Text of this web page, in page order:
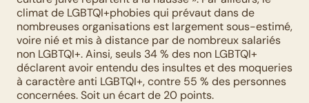
climat de LGBTQI+phobies qui prévaut dans de
nombreuses organisations est largement sous-estimé,
voire nié et mis à distance par de nombreux salariés
non LGBTQI+. Ainsi, seuls 34 % des non LGBTQI+
déclarent avoir entendu des insultes et des moqueries
à caractère anti LGBTQI+, contre 55 % des personnes
concernées. Soit un écart de 20 points.